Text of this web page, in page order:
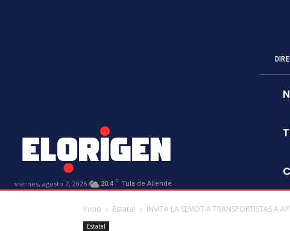
viernes, agosto 7, 2026 20.4 C Tula de Allende
Inicio Estatal INVITA LA SEMOT A TRANSPORTISTAS A
Estatal